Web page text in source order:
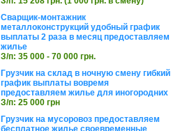
Сварщик-монтажник
металлоконструкций удобный график
выплаты 2 раза в месяц предоставляем
жилье
З/п: 35 000 - 70 000 грн.
Грузчик на склад в ночную смену гибкий
график выплаты вовремя
предоставляем жилье для иногородних
З/п: 25 000 грн
Грузчик на мусоровоз предоставляем
бесплатное жилье своевременные